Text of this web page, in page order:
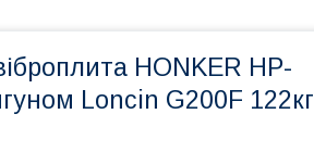
HONKER HP-
Loncin G200F 122кг